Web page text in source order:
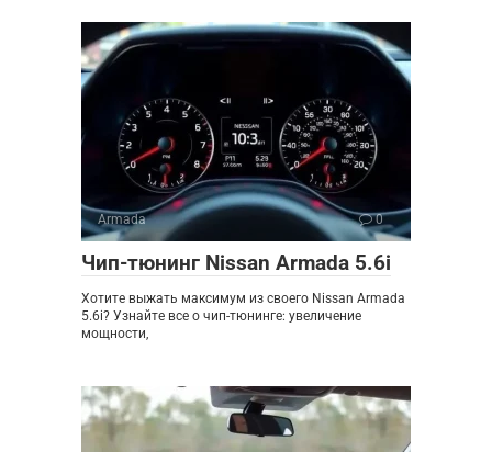
Armada 0
Чип-тюнинг Nissan Armada 5.6i
Хотите выжать максимум из своего Nissan Armada
5.6i? Узнайте все о чип-тюнинге: увеличение
мощности,